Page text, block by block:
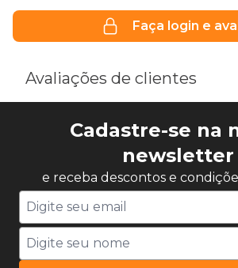
Faça login e
Avaliações de clientes
Cadastre-se na
newsletter
e receba descontos e